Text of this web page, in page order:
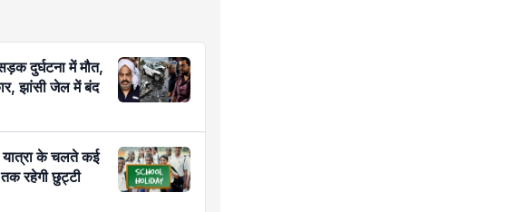
दुर्घटना में मौत,
झांसी जेल में बंद
के चलते कई
रहेगी छुट्टी